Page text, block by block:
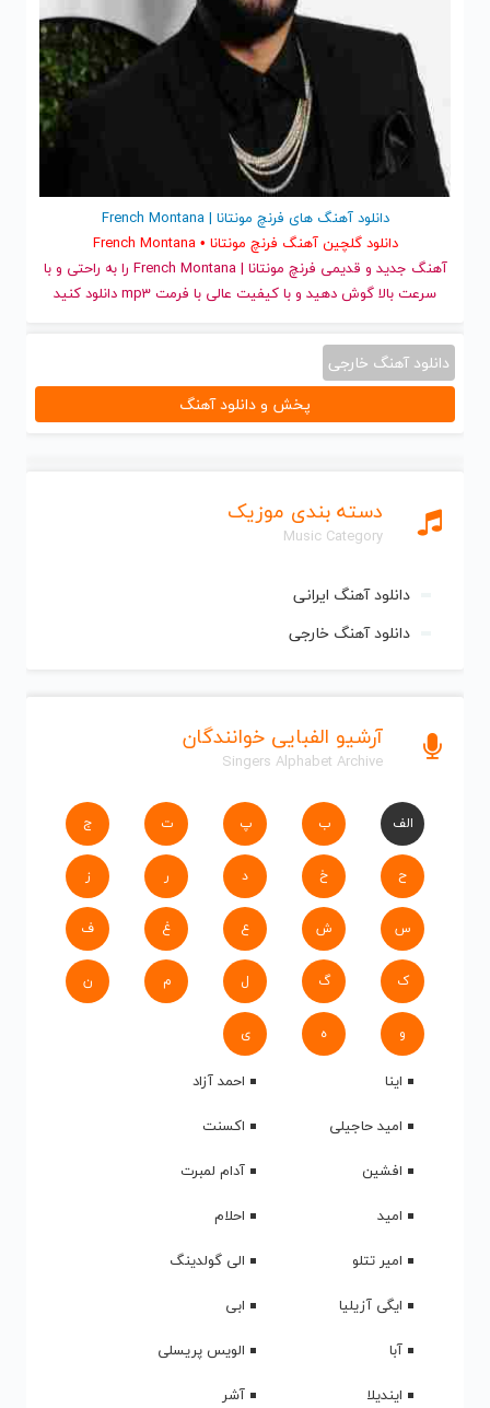
دسته بندی موزیک
Music Category
دانلود آهنگ ایرانی
دانلود آهنگ خارجی
آرشیو الفبایی خوانندگان
Singers Alphabet Archive
الف ب پ ت ج
ح خ د ر ز
س ش ع غ ف
ک گ ل م ن
و ه ی
اینا
احمد آزاد
امید حاجیلی
اکسنت
افشین
آدام لمبرت
امید
احلام
امیر تتلو
الی گولدینگ
ایگی آزیلیا
ابی
آبا
الویس پریسلی
ایندیلا
آشر
دانلود آهنگ های فرنچ مونتانا | French Montana
دانلود گلچین آهنگ فرنچ مونتانا • French Montana
آهنگ جدید
و قدیمی فرنچ مونتانا | French Montana را به راحتی و با
سرعت بالا گوش دهید و با کیفیت عالی با فرمت mp3 دانلود کنید
دانلود آهنگ خارجی
پخش و دانلود آهنگ